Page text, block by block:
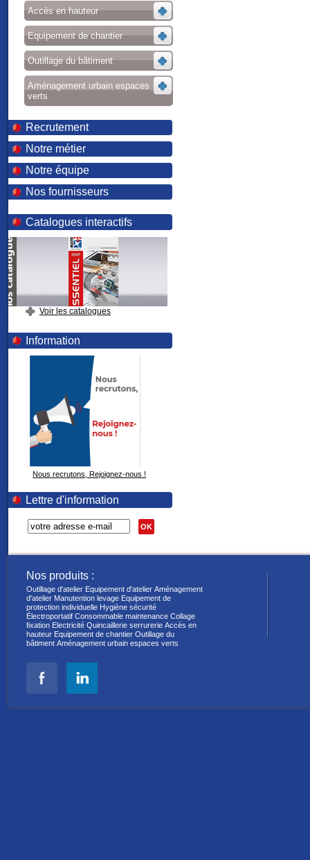
Accès en hauteur
Equipement de chantier
Outillage du bâtiment
Aménagement urbain espaces
verts
Recrutement
Notre métier
Notre équipe
Nos fournisseurs
Catalogues interactifs
Voir les catalogues
Information
Nous recrutons, Rejoignez-nous !
Lettre d'information
OK
Nos produits :
Outillage d'atelier Equipement d'atelier Aménagement
d'atelier Manutention levage Equipement de
protection individuelle Hygiène sécurité
Électroportatif Consommable maintenance Collage
fixation Electricité Quincaillerie serrurerie Accès en
hauteur Equipement de chantier Outillage du
bâtiment Aménagement urbain espaces verts